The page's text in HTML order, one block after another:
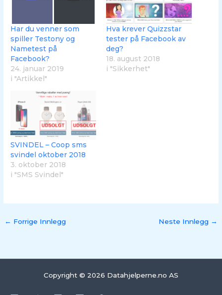
Har du venner som
spiller Testony og
Nametest på
Facebook?
24. januar 2019
i "Artikkel"
Hva krever Quizzstar
tester på Facebook av
deg?
18. august 2018
i "Sikkerhet"
SVINDEL – Coop sms
svindel oktober 2018
3. oktober 2018
i "SMS Svindel"
← Forrige Innlegg Neste Innlegg →
Copyright © 2026 Datahjelperne.no AS